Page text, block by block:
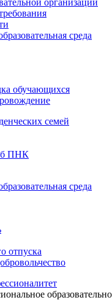
организации
среда
обучающихся
семей
ПНК
среда
отпуска